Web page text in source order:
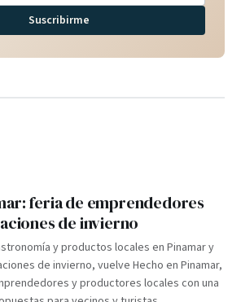
Suscribirme
feria de emprendedores
de invierno
y productos locales en Pinamar y
de invierno, vuelve Hecho en Pinamar,
y productores locales con una